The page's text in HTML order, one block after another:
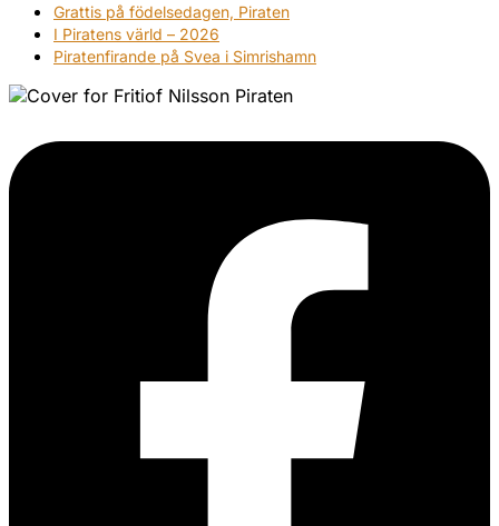
Grattis på födelsedagen, Piraten
I Piratens värld – 2026
Piratenfirande på Svea i Simrishamn